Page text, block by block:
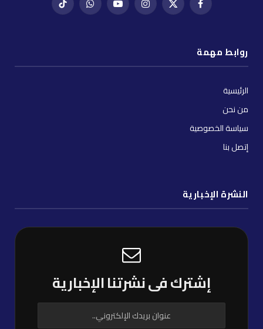
فيسبوكX
إنستغراميوتيوب واتساب تيك
روابط مهمة
الرئيسية
من نحن
سياسة الخصوصية
إتصل بنا
النشرة الإخبارية
إشترك فى نشرتنا الإخبارية